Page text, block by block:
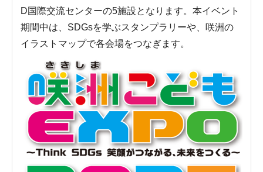
D国際交流センターの5施設となります。本イベント
期間中は、SDGsを学ぶスタンプラリーや、咲洲の
イラストマップで各会場をつなぎます。